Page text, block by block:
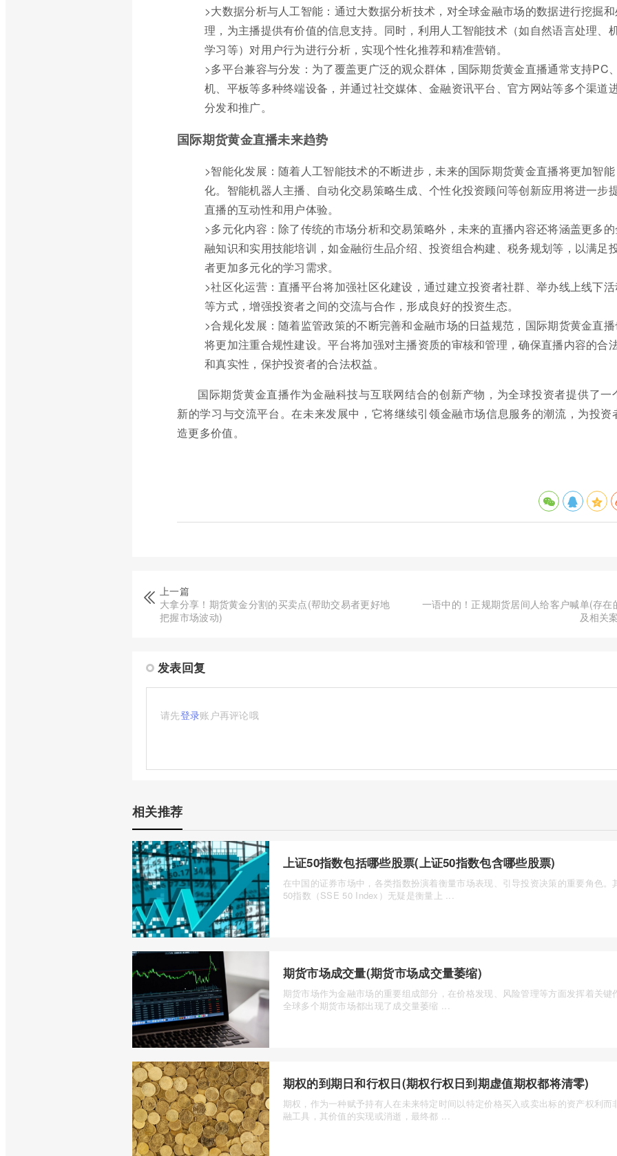
>大数据分析与人工智能：通过大数据分析技术，对全球金融市场的数据进行挖掘和
理，为主播提供有价值的信息支持。同时，利用人工智能技术（如自然语言处理、
学习等）对用户行为进行分析，实现个性化推荐和精准营销。
>多平台兼容与分发：为了覆盖更广泛的观众群体，国际期货黄金直播通常支持PC
机、平板等多种终端设备，并通过社交媒体、金融资讯平台、官方网站等多个渠道
分发和推广。
国际期货黄金直播未来趋势
>智能化发展：随着人工智能技术的不断进步，未来的国际期货黄金直播将更加智能
化。智能机器人主播、自动化交易策略生成、个性化投资顾问等创新应用将进一步
直播的互动性和用户体验。
>多元化内容：除了传统的市场分析和交易策略外，未来的直播内容还将涵盖更多的
融知识和实用技能培训，如金融衍生品介绍、投资组合构建、税务规划等，以满足
者更加多元化的学习需求。
>社区化运营：直播平台将加强社区化建设，通过建立投资者社群、举办线上线下活
等方式，增强投资者之间的交流与合作，形成良好的投资生态。
>合规化发展：随着监管政策的不断完善和金融市场的日益规范，国际期货黄金直
将更加注重合规性建设。平台将加强对主播资质的审核和管理，确保直播内容的合
和真实性，保护投资者的合法权益。
国际期货黄金直播作为金融科技与互联网结合的创新产物，为全球投资者提供了一
新的学习与交流平台。在未来发展中，它将继续引领金融市场信息服务的潮流，为投资
造更多价值。
上一篇
大拿分享！期货黄金分割的买卖点(帮助交易者更好地
把握市场波动)
一语中的！正规期货居间人给客户喊单(存在
及相关
发表回复
请先登录账户再评论哦
相关推荐
上证50指数包括哪些股票(上证50指数包含哪些股票)
在中国的证券市场中，各类指数扮演着衡量市场表现、引导投资决策的重要角色。
50指数（SSE 50 Index）无疑是衡量上 ...
期货市场成交量(期货市场成交量萎缩)
期货市场作为金融市场的重要组成部分，在价格发现、风险管理等方面发挥着关键
全球多个期货市场都出现了成交量萎缩 ...
期权的到期日和行权日(期权行权日到期虚值期权都将清零)
期权，作为一种赋予持有人在未来特定时间以特定价格买入或卖出标的资产权利而
融工具，其价值的实现或消逝，最终都 ...